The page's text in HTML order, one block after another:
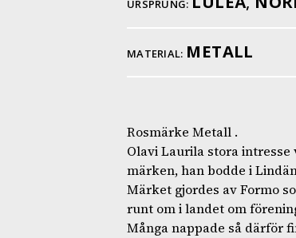
URSPRUNG:
MATERIAL: METALL
Rosmärke Metall .
Olavi Laurila stora
märken, han bodde i
Märket gjordes av Formo
runt om i landet om
Många nappade så därför